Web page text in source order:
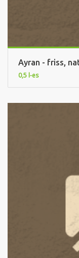
Ayran - friss,
0,5 l-es